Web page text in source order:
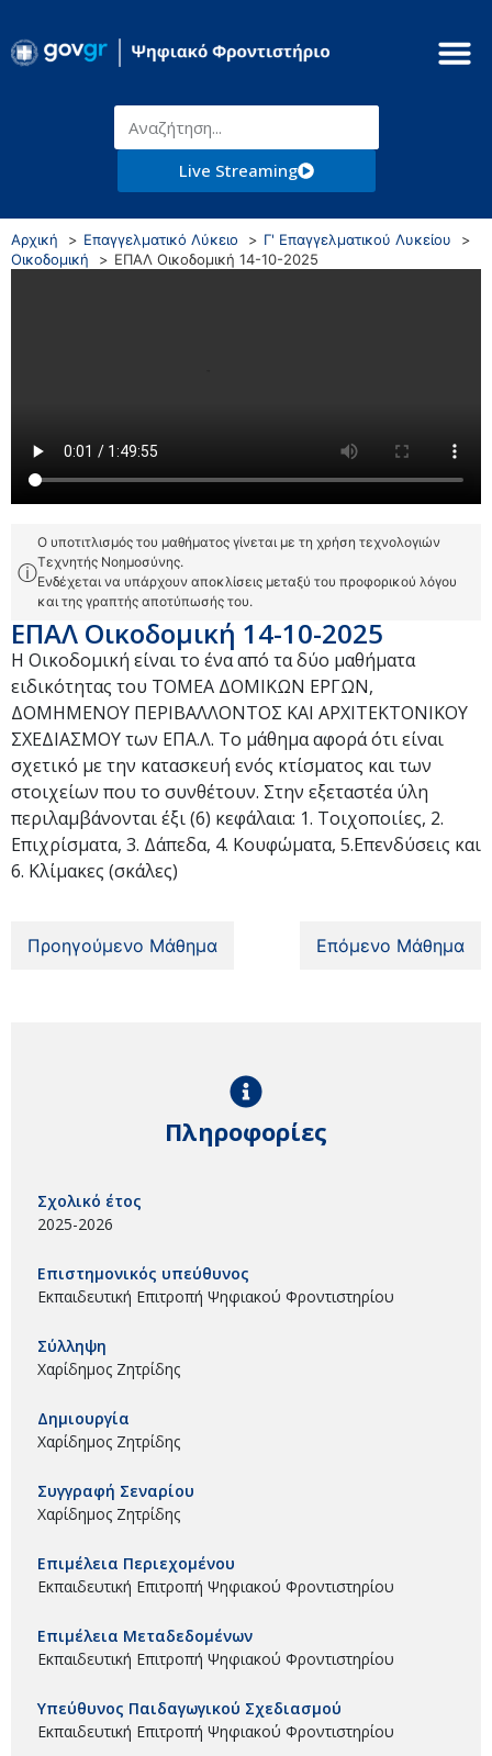
Live Streaming
Αρχική Επαγγελματικό Λύκειο
Γ' Επαγγελματικού Λυκείου
Οικοδομική
ΕΠΑΛ Οικοδομική 14-10-2025
ⓘ
Ο υποτιτλισμός του μαθήματος γίνεται με τη χρήση τεχνολογιών
Τεχνητής Νοημοσύνης.
Ενδέχεται να υπάρχουν αποκλίσεις μεταξύ του προφορικού λόγου
και της γραπτής αποτύπωσής του.
ΕΠΑΛ Οικοδομική 14-10-2025
Η Οικοδομική είναι το ένα από τα δύο μαθήματα
ειδικότητας του ΤΟΜΕΑ ΔΟΜΙΚΩΝ ΕΡΓΩΝ,
ΔΟΜΗΜΕΝΟΥ ΠΕΡΙΒΑΛΛΟΝΤΟΣ ΚΑΙ ΑΡΧΙΤΕΚΤΟΝΙΚΟΥ
ΣΧΕΔΙΑΣΜΟΥ των ΕΠΑ.Λ. Το μάθημα αφορά ότι είναι
σχετικό με την κατασκευή ενός κτίσματος και των
στοιχείων που το συνθέτουν. Στην εξεταστέα ύλη
περιλαμβάνονται έξι (6) κεφάλαια: 1. Τοιχοποιίες, 2.
Επιχρίσματα, 3. Δάπεδα, 4. Κουφώματα, 5.Επενδύσεις και
6. Κλίμακες (σκάλες)
Προηγούμενο Μάθημα Επόμενο Μάθημα
Πληροφορίες
Σχολικό έτος
2025-2026
Επιστημονικός υπεύθυνος
Εκπαιδευτική Επιτροπή Ψηφιακού Φροντιστηρίου
Σύλληψη
Χαρίδημος Ζητρίδης
Δημιουργία
Χαρίδημος Ζητρίδης
Συγγραφή Σεναρίου
Χαρίδημος Ζητρίδης
Επιμέλεια Περιεχομένου
Εκπαιδευτική Επιτροπή Ψηφιακού Φροντιστηρίου
Επιμέλεια Μεταδεδομένων
Εκπαιδευτική Επιτροπή Ψηφιακού Φροντιστηρίου
Υπεύθυνος Παιδαγωγικού Σχεδιασμού
Εκπαιδευτική Επιτροπή Ψηφιακού Φροντιστηρίου